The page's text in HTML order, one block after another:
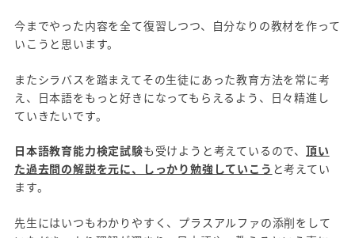
今までやった内容を全て復習しつつ、自分なりの教材を作って
いこうと思います。
またシラバスを踏まえてその生徒にあった教育方法を常に考
え、日本語をもっと好きになってもらえるよう、日々精進し
ていきたいです。
日本語教育能力検定試験も受けようと考えているので、頂い
た過去問の解説を元に、しっかり勉強していこう と考えてい
ます。
先生にはいつもわかりやすく、プラスアルファの添削をして